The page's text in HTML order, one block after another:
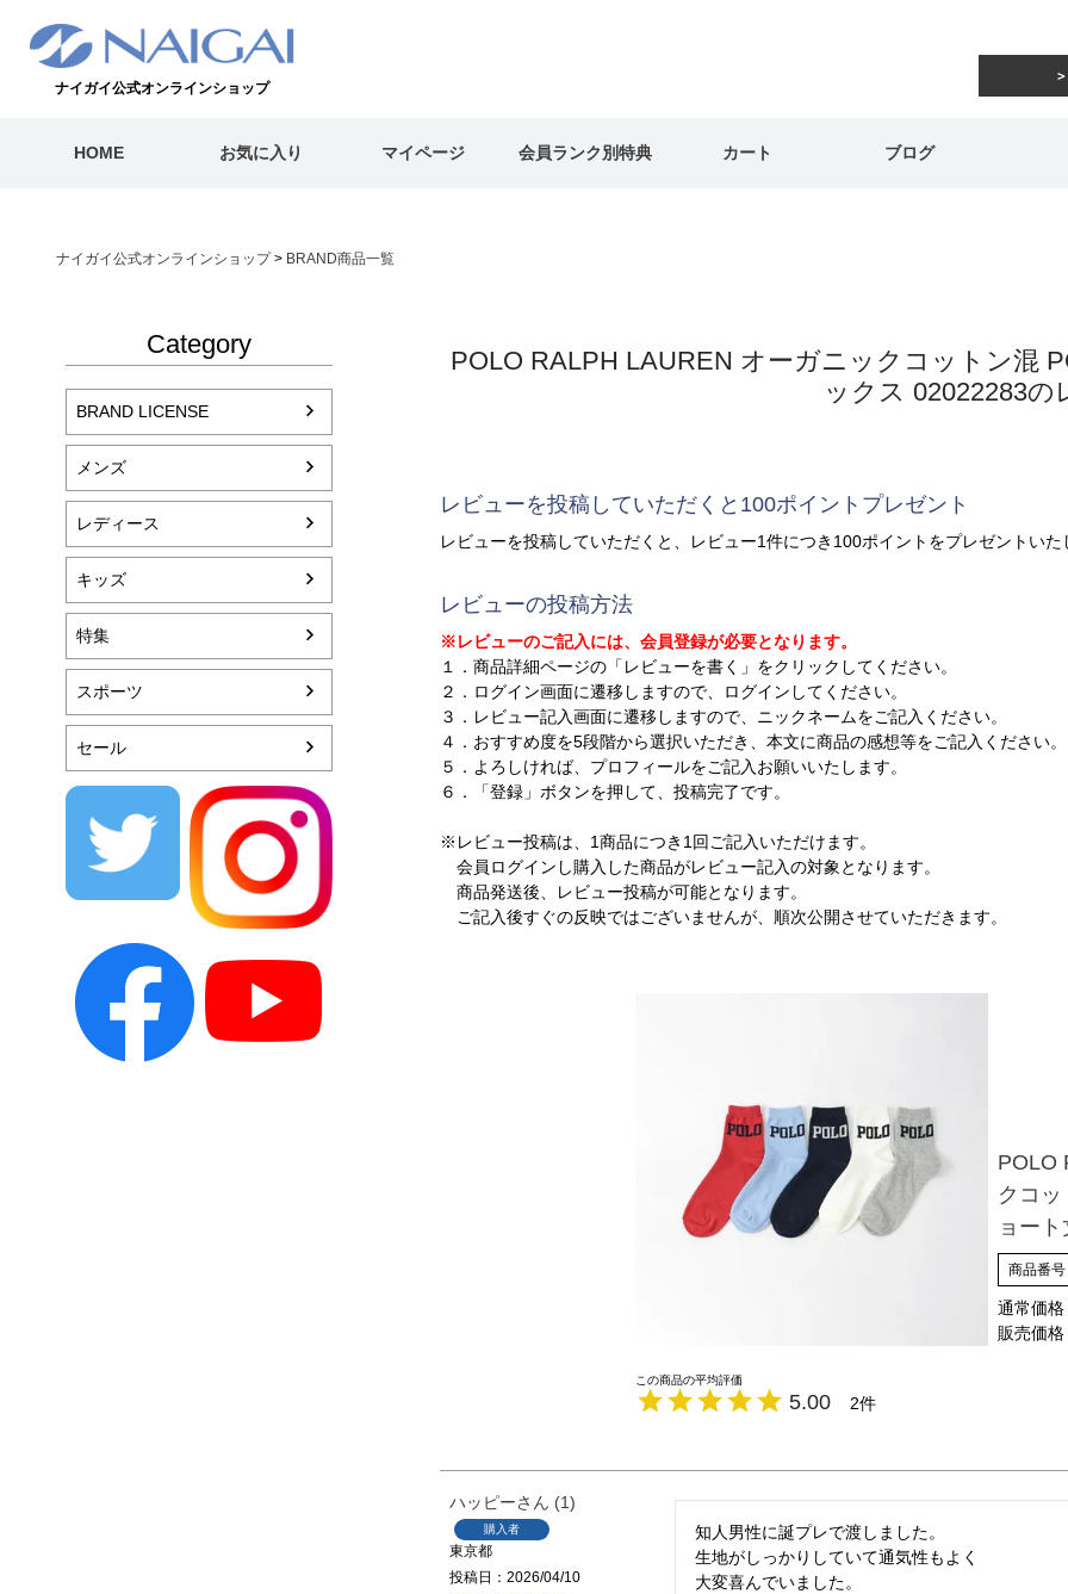
ナイガイ公式オンラインショップ
HOME お気に入り マイページ 会員ランク別特典 カート ブログ
ナイガイ公式オンラインショップ BRAND商品一覧
Category
BRAND LICENSE
メンズ
レディース
キッズ
特集
スポーツ
セール
POLO RALPH LAUREN オーガニックコットン混
ックス 02022283の
レビューを投稿していただくと100ポイントプレゼント
レビューを投稿していただくと、レビュー1件につき100ポイントをプレゼントいた
レビューの投稿方法
※レビューのご記入には、会員登録が必要となります。
１．商品詳細ページの「レビューを書く」をクリックしてください。
２．ログイン画面に遷移しますので、ログインしてください。
３．レビュー記入画面に遷移しますので、ニックネームをご記入ください。
４．おすすめ度を5段階から選択いただき、本文に商品の感想等をご記入ください。
５．よろしければ、プロフィールをご記入お願いいたします。
６．「登録」ボタンを押して、投稿完了です。
※レビュー投稿は、1商品につき1回ご記入いただけます。
会員ログインし購入した商品がレビュー記入の対象となります。
商品発送後、レビュー投稿が可能となります。
ご記入後すぐの反映ではございませんが、順次公開させていただきます。
POLO
クコ
ョー
商品番号
通常価格
販売価格
5.00 2
ハッピー 1
購入者
東京都
投稿日
2026/04/10
知人男性に誕プレで渡しました。
生地がしっかりしていて通気性もよく
大変喜んでいました。